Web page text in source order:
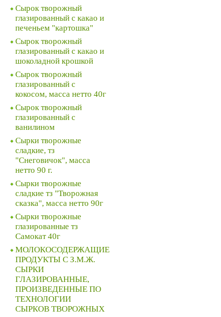
Сырок творожный
глазированный с какао и
печеньем "картошка"
Сырок творожный
глазированный с какао и
шоколадной крошкой
Сырок творожный
глазированный с
кокосом, масса нетто 40г
Сырок творожный
глазированный с
ванилином
Сырки творожные
сладкие, тз
"Снеговичок", масса
нетто 90 г.
Сырки творожные
сладкие тз "Творожная
сказка", масса нетто 90г
Сырки творожные
глазированные тз
Самокат 40г
МОЛОКОСОДЕРЖАЩИЕ
ПРОДУКТЫ С З.М.Ж.
СЫРКИ
ГЛАЗИРОВАННЫЕ,
ПРОИЗВЕДЕННЫЕ ПО
ТЕХНОЛОГИИ
СЫРКОВ ТВОРОЖНЫХ